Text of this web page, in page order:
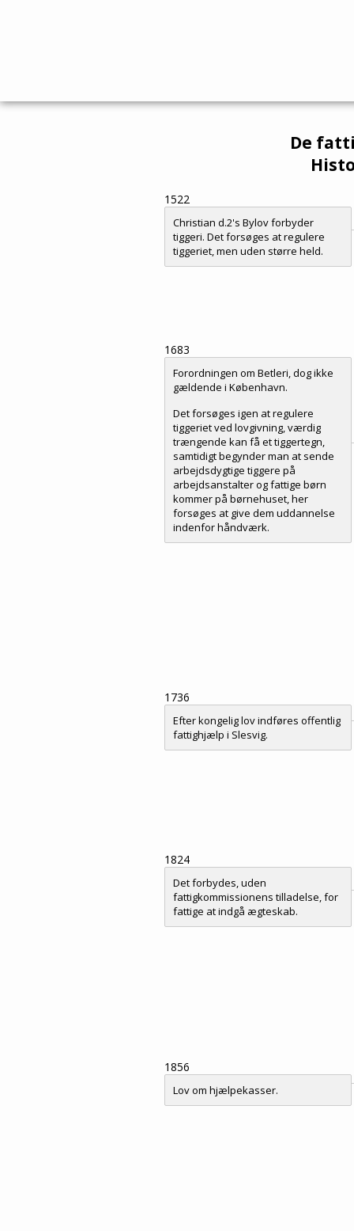
De
1522
Christian d.2's Bylov forbyder
tiggeri. Det forsøges at regulere
tiggeriet, men uden større held.
1683
Forordningen om Betleri, dog ikke
gældende i København.
Det forsøges igen at regulere
tiggeriet ved lovgivning, værdig
trængende kan få et tiggertegn,
samtidigt begynder man at sende
arbejdsdygtige tiggere på
arbejdsanstalter og fattige børn
kommer på børnehuset, her
forsøges at give dem uddannelse
indenfor håndværk.
1736
Efter kongelig lov indføres offentlig
fattighjælp i Slesvig.
1824
Det forbydes, uden
fattigkommissionens tilladelse, for
fattige at indgå ægteskab.
1856
Lov om hjælpekasser.